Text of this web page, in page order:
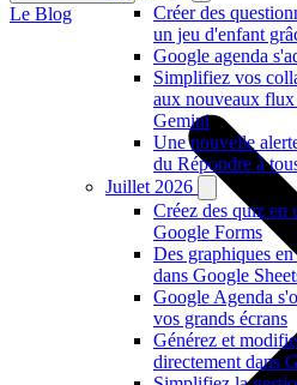
Créer des
un jeu d'enfant
Google agenda
Simplifiez vos
aux nouveaux flux
Gemini
Une nouvelle
du Répondre à
Juillet 2026
Créez des quiz
Google Forms
Des graphiques
dans Google
Google Agenda
vos grands écrans
Générez et
directement dans
Le Blog